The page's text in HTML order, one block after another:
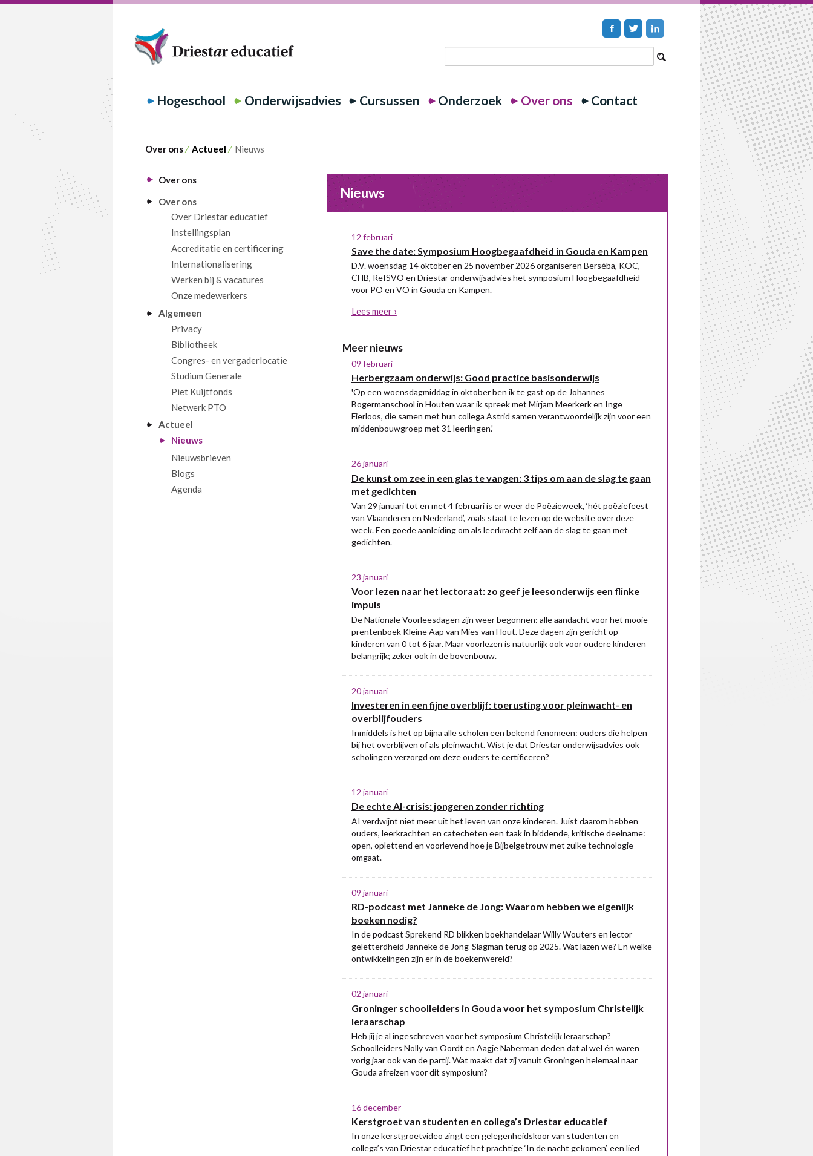
Hogeschool Onderwijsadvies Cursussen Onderzoek Over ons Contact
Over ons ⁄ Actueel ⁄ Nieuws
Over ons
Over ons
Over Driestar educatief
Instellingsplan
Accreditatie en certificering
Internationalisering
Werken bij & vacatures
Onze medewerkers
Algemeen
Privacy
Bibliotheek
Congres- en vergaderlocatie
Studium Generale
Piet Kuijtfonds
Netwerk PTO
Actueel
Nieuws
Nieuwsbrieven
Blogs
Agenda
Nieuws
12 februari
Save the date: Symposium Hoogbegaafdheid in Gouda en Kampen
D.V. woensdag 14 oktober en 25 november 2026 organiseren Berséba, KOC,
CHB, RefSVO en Driestar onderwijsadvies het symposium Hoogbegaafdheid
voor PO en VO in Gouda en Kampen.
Lees meer ›
Meer nieuws
09 februari
Herbergzaam onderwijs: Good practice basisonderwijs
'Op een woensdagmiddag in oktober ben ik te gast op de Johannes
Bogermanschool in Houten waar ik spreek met Mirjam Meerkerk en Inge
Fierloos, die samen met hun collega Astrid samen verantwoordelijk zijn voor een
middenbouwgroep met 31 leerlingen.'
26 januari
De kunst om zee in een glas te vangen: 3 tips om aan de slag te gaan
met gedichten
Van 29 januari tot en met 4 februari is er weer de Poëzieweek, ‘hét poëziefeest
van Vlaanderen en Nederland’, zoals staat te lezen op de website over deze
week. Een goede aanleiding om als leerkracht zelf aan de slag te gaan met
gedichten.
23 januari
Voor lezen naar het lectoraat: zo geef je leesonderwijs een flinke
impuls
De Nationale Voorleesdagen zijn weer begonnen: alle aandacht voor het mooie
prentenboek Kleine Aap van Mies van Hout. Deze dagen zijn gericht op
kinderen van 0 tot 6 jaar. Maar voorlezen is natuurlijk ook voor oudere kinderen
belangrijk; zeker ook in de bovenbouw.
20 januari
Investeren in een fijne overblijf: toerusting voor pleinwacht- en
overblijfouders
Inmiddels is het op bijna alle scholen een bekend fenomeen: ouders die helpen
bij het overblijven of als pleinwacht. Wist je dat Driestar onderwijsadvies ook
scholingen verzorgd om deze ouders te certificeren?
12 januari
De echte AI-crisis: jongeren zonder richting
AI verdwijnt niet meer uit het leven van onze kinderen. Juist daarom hebben
ouders, leerkrachten en catecheten een taak in biddende, kritische deelname:
open, oplettend en voorlevend hoe je Bijbelgetrouw met zulke technologie
omgaat.
09 januari
RD-podcast met Janneke de Jong: Waarom hebben we eigenlijk
boeken nodig?
In de podcast Sprekend RD blikken boekhandelaar Willy Wouters en lector
geletterdheid Janneke de Jong-Slagman terug op 2025. Wat lazen we? En welke
ontwikkelingen zijn er in de boekenwereld?
02 januari
Groninger schoolleiders in Gouda voor het symposium Christelijk
leraarschap
Heb jij je al ingeschreven voor het symposium Christelijk leraarschap?
Schoolleiders Nolly van Oordt en Aagje Naberman deden dat al wel én waren
vorig jaar ook van de partij. Wat maakt dat zij vanuit Groningen helemaal naar
Gouda afreizen voor dit symposium?
16 december
Kerstgroet van studenten en collega’s Driestar educatief
In onze kerstgroetvideo zingt een gelegenheidskoor van studenten en
collega’s van Driestar educatief het prachtige ‘In de nacht gekomen’, een lied